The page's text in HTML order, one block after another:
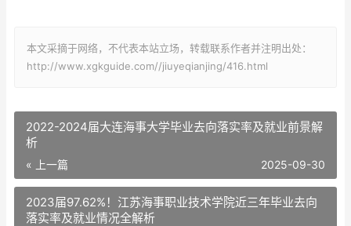
本文采摘于网络，不代表本站立场，转载联系作者并注明出处：
http://www.xgkguide.com//jiuyeqianjing/416.html
2022-2024届大连海事大学毕业去向落实率及就业前景解
析
« 上一篇 2025-09-30
2023届97.62%！江苏海事职业技术学院近三年毕业去向
落实率及就业情况全解析